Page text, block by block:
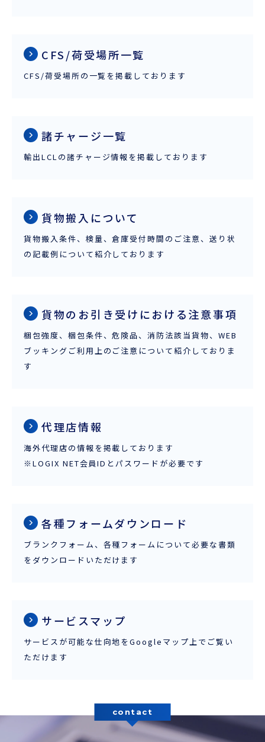
会員ログイン
お役立ちメニュー（輸出）
お問い合わせ
ENGLISH
CFS/荷受場所一覧
CFS/荷受場所の一覧を掲載しております
諸チャージ一覧
輸出LCLの諸チャージ情報を掲載しております
貨物搬入について
貨物搬入条件、検量、倉庫受付時間のご注意、送り状
の記載例について紹介しております
貨物のお引き受けにおける注意事項
梱包強度、梱包条件、危険品、消防法該当貨物、WEB
ブッキングご利用上のご注意について紹介しておりま
す
代理店情報
海外代理店の情報を掲載しております
※LOGIX NET会員IDとパスワードが必要です
各種フォームダウンロード
ブランクフォーム、各種フォームについて必要な書類
をダウンロードいただけます
サービスマップ
サービスが可能な仕向地をGoogleマップ上でご覧い
ただけます
contact